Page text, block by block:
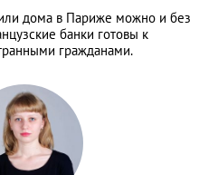
дома в Париже можно и без
банки готовы к
гражданами.